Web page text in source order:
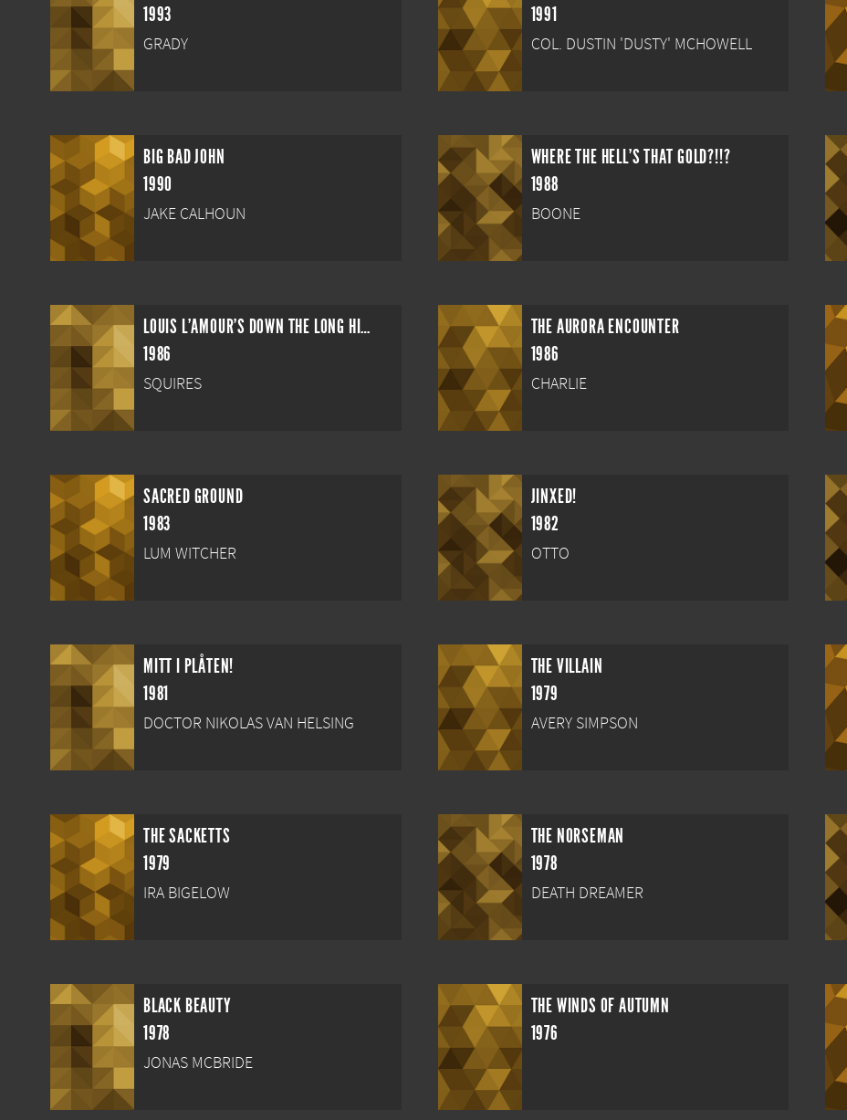
1993
GRADY
1991
COL. DUSTIN 'DUSTY' MCHOWELL
BIG BAD JOHN
1990
JAKE CALHOUN
WHERE THE HELL'S THAT GOLD?!!?
1988
BOONE
LOUIS L'AMOUR'S DOWN THE LONG HILLS
1986
SQUIRES
THE AURORA ENCOUNTER
1986
CHARLIE
SACRED GROUND
1983
LUM WITCHER
JINXED!
1982
OTTO
MITT I PLÅTEN!
1981
DOCTOR NIKOLAS VAN HELSING
THE VILLAIN
1979
AVERY SIMPSON
THE SACKETTS
1979
IRA BIGELOW
THE NORSEMAN
1978
DEATH DREAMER
BLACK BEAUTY
1978
JONAS MCBRIDE
THE WINDS OF AUTUMN
1976